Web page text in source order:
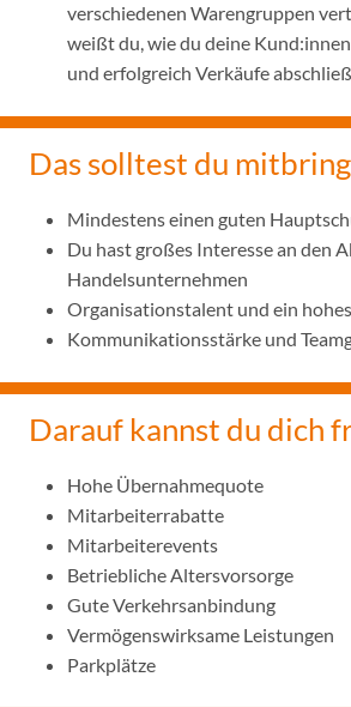
verschiedenen Warengruppen
weißt du, wie du deine
und erfolgreich Verkäufe
Das solltest du
Mindestens einen guten
Du hast großes Interesse an den
Handelsunternehmen
Organisationstalent und ein
Kommunikationsstärke und
Darauf kannst du dich
Hohe Übernahmequote
Mitarbeiterrabatte
Mitarbeiterevents
Betriebliche Altersvorsorge
Gute Verkehrsanbindung
Vermögenswirksame Leistungen
Parkplätze